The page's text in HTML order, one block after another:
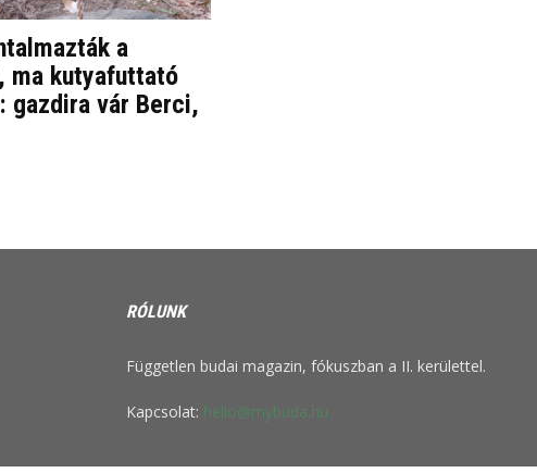
a
ma kutyafuttató
gazdira vár Berci,
RÓLUNK
Független budai magazin, fókuszban a II. kerülettel.
Kapcsolat: hello@mybuda.hu